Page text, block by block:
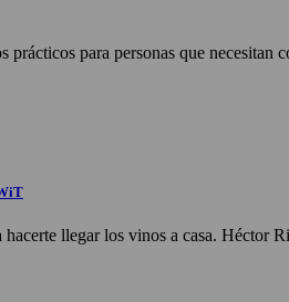
para personas que necesitan
llegar los vinos a casa. Héctor